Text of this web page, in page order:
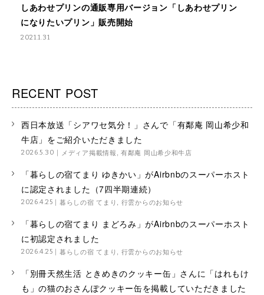
しあわせプリンの通販専用バージョン「しあわせプリン
になりたいプリン」販売開始
2021.1.31
RECENT POST
西日本放送「シアワセ気分！」さんで「有鄰庵 岡山希少和
牛店」をご紹介いただきました
2026.5.30 メディア掲載情報 ,有鄰庵 岡山希少和牛店
「暮らしの宿てまり ゆきかい」がAirbnbのスーパーホスト
に認定されました（7四半期連続）
2026.4.25 暮らしの宿 てまり 行雲からのお知らせ
「暮らしの宿てまり まどろみ」がAirbnbのスーパーホスト
に初認定されました
2026.4.25 暮らしの宿 てまり 行雲からのお知らせ
「別冊天然生活 ときめきのクッキー缶」さんに「はれもけ
も」の猫のおさんぽクッキー缶を掲載していただきました